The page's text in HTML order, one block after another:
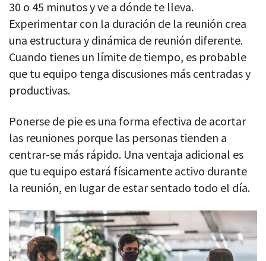
30 o 45 minutos y ve a dónde te lleva.
Experimentar con la duración de la reunión crea
una estructura y dinámica de reunión diferente.
Cuando tienes un límite de tiempo, es probable
que tu equipo tenga discusiones más centradas y
productivas.
Ponerse de pie es una forma efectiva de acortar
las reuniones porque las personas tienden a
centrar-se más rápido. Una ventaja adicional es
que tu equipo estará físicamente activo durante
la reunión, en lugar de estar sentado todo el día.